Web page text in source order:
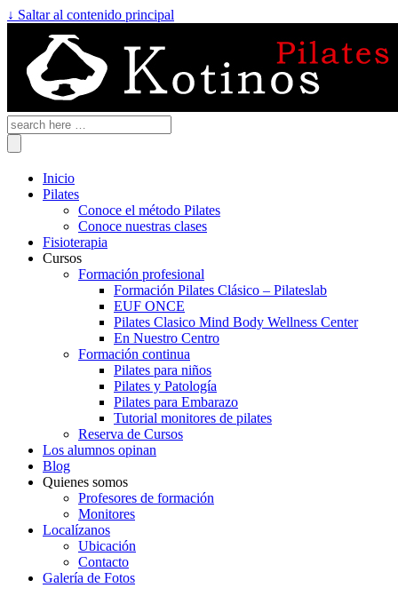
↓ Saltar al contenido principal
Inicio
Pilates
Conoce el método Pilates
Conoce nuestras clases
Fisioterapia
Cursos
Formación profesional
Formación Pilates Clásico – Pilateslab
EUF ONCE
Pilates Clasico Mind Body Wellness Center
En Nuestro Centro
Formación continua
Pilates para niños
Pilates y Patología
Pilates para Embarazo
Tutorial monitores de pilates
Reserva de Cursos
Los alumnos opinan
Blog
Quienes somos
Profesores de formación
Monitores
Localízanos
Ubicación
Contacto
Galería de Fotos